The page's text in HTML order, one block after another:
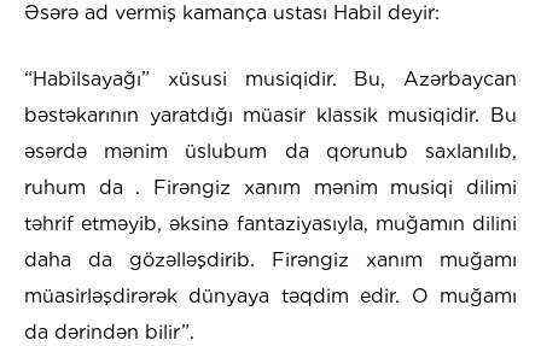
Əsərə ad vermiş kamança ustası Habil deyir:
“Habilsayağı” xüsusi musiqidir. Bu, Azərbaycan
bəstəkarının yaratdığı müasir klassik musiqidir. Bu
əsərdə mənim üslubum da qorunub saxlanılıb,
ruhum da . Firəngiz xanım mənim musiqi dilimi
təhrif etməyib, əksinə fantaziyasıyla, muğamın dilini
daha da gözəlləşdirib. Firəngiz xanım muğamı
müasirləşdirərək dünyaya təqdim edir. O muğamı
da dərindən bilir”.